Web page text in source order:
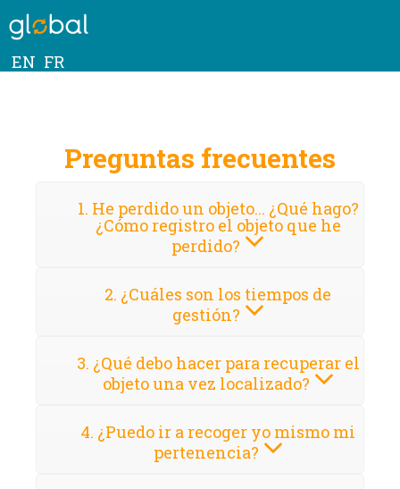
EN FR
Preguntas frecuentes
1. He perdido un objeto... ¿Qué hago?
¿Cómo registro el objeto que he
perdido?
2. ¿Cuáles son los tiempos de
gestión?
3. ¿Qué debo hacer para recuperar el
objeto una vez localizado?
4. ¿Puedo ir a recoger yo mismo mi
pertenencia?